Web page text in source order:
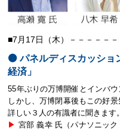
■7月17日（木）－－－－－
⚫️ パネルディスカッショ
経済」
55年ぶりの万博開催とインバ
しかし、万博閉幕後もこの好
詳しい３人の有識者に聞きます。
▶︎ 宮部 義幸 氏（パナソニッ